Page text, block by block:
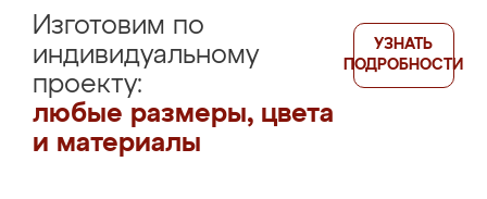
Изготовим по
индивидуальному
проекту:
любые размеры, цвета
и материалы
УЗНАТЬ
ПОДРОБНОСТИ